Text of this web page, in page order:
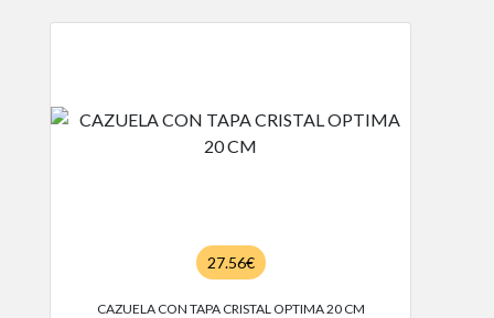
27.56€
CAZUELA CON TAPA CRISTAL OPTIMA 20 CM